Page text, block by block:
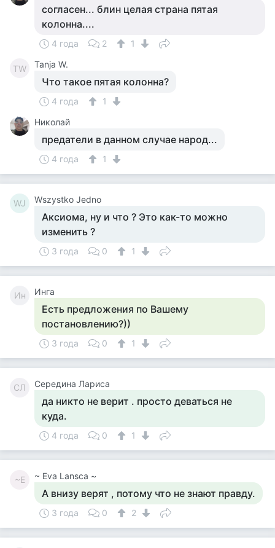
согласен... блин целая страна пятая
колонна....
4 года 2 1
TW Tanja W.
Что такое пятая колонна?
4 года
1
Николай
предатели в данном случае народ...
4 года 1
WJ Wszystko Jedno
Аксиома, ну и что ? Это как-то можно
изменить ?
3 года 0 1
Ин Инга
Есть предложения по Вашему
постановлению?))
3 года 0 1
СЛ Середина Лариса
да никто не верит . просто деваться не
куда.
4 года 0 1
~E ~ Eva Lansca ~
А внизу верят , потому что не знают правду.
3 года 0 2